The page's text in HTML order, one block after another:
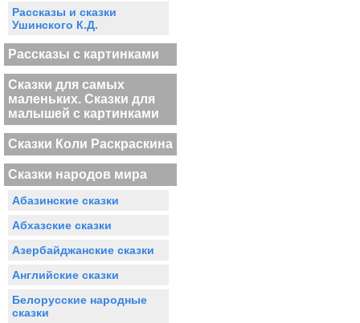
Рассказы и сказки
Ушинского К.Д.
Рассказы с картинками
Сказки для самых
маленьких. Сказки для
малышей с картинками
Сказки Коли Раскраскина
Сказки народов мира
Абазинские сказки
Абхазские сказки
Азербайджанские сказки
Английские сказки
Белорусские народные
сказки